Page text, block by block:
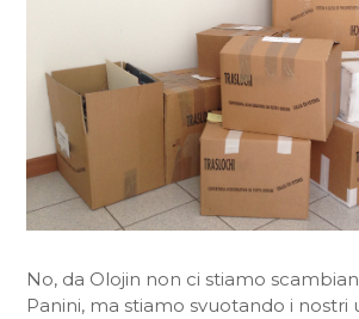
No, da Olojin non ci stiamo
Panini, ma stiamo svuotando i nostri